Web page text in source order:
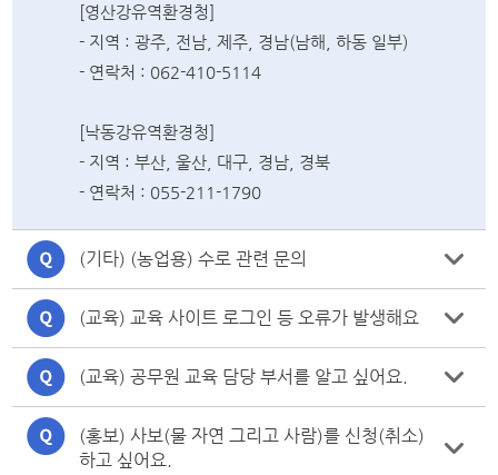
[영산강유역환경청]
- 지역 : 광주, 전남, 제주, 경남(남해, 하동 일부)
- 연락처 : 062-410-5114
[낙동강유역환경청]
- 지역 : 부산, 울산, 대구, 경남, 경북
- 연락처 : 055-211-1790
(기타) (농업용) 수로 관련 문의
(교육) 교육 사이트 로그인 등 오류가 발생해요
(교육) 공무원 교육 담당 부서를 알고 싶어요.
(홍보) 사보(물 자연 그리고 사람)를 신청(취소)
하고 싶어요.